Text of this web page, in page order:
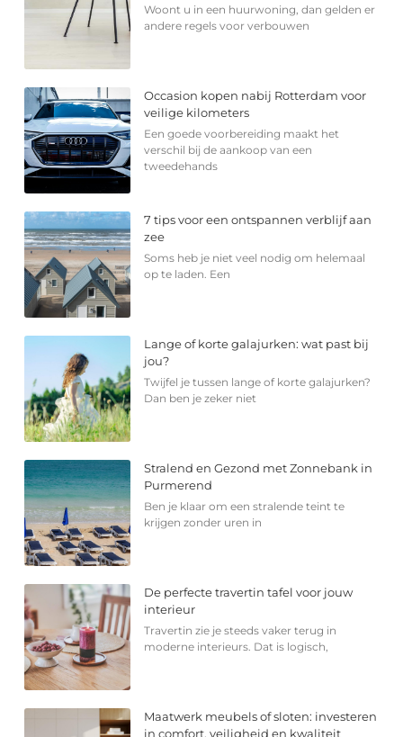
Woont u in een huurwoning, dan gelden er
andere regels voor verbouwen
Occasion kopen nabij Rotterdam voor
veilige kilometers
Een goede voorbereiding maakt het
verschil bij de aankoop van een
tweedehands
7 tips voor een ontspannen verblijf aan
zee
Soms heb je niet veel nodig om helemaal
op te laden. Een
Lange of korte galajurken: wat past bij
jou?
Twijfel je tussen lange of korte galajurken?
Dan ben je zeker niet
Stralend en Gezond met Zonnebank in
Purmerend
Ben je klaar om een stralende teint te
krijgen zonder uren in
De perfecte travertin tafel voor jouw
interieur
Travertin zie je steeds vaker terug in
moderne interieurs. Dat is logisch,
Maatwerk meubels of sloten: investeren
in comfort, veiligheid en kwaliteit